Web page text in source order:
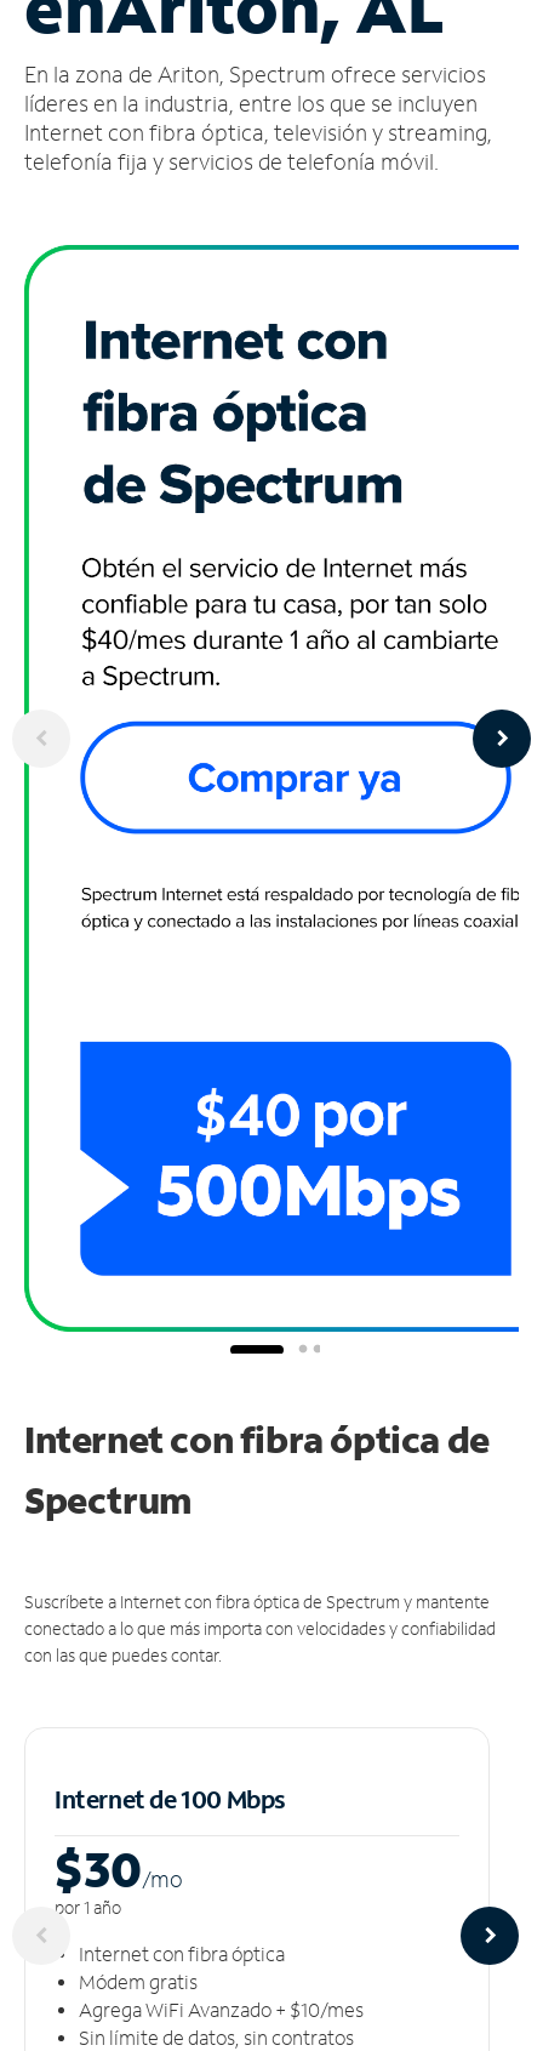
cuenta
Encuentra
una
tienda
En la zona de Ariton, Spectrum ofrece servicios
líderes en la industria, entre los que se incluyen
Internet con fibra óptica, televisión y streaming,
telefonía fija y servicios de telefonía móvil.
Internet con fibra óptica de
Spectrum
Suscríbete a Internet con fibra óptica de Spectrum y mantente
conectado a lo que más importa con velocidades y confiabilidad
con las que puedes contar.
Internet de 100 Mbps
$30/mo
por 1 año
Internet con fibra óptica
Módem gratis
Agrega WiFi Avanzado + $10/mes
Sin límite de datos, sin contratos